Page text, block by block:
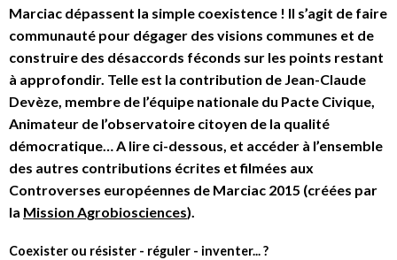
Marciac dépassent la simple coexistence ! Il s’agit de faire
communauté pour dégager des visions communes et de
construire des désaccords féconds sur les points restant
à approfondir. Telle est la contribution de Jean-Claude
Devèze, membre de l’équipe nationale du Pacte Civique,
Animateur de l’observatoire citoyen de la qualité
démocratique… A lire ci-dessous, et accéder à l’ensemble
des autres contributions écrites et filmées aux
Controverses européennes de Marciac 2015 (créées par
la Mission Agrobiosciences).
Coexister ou résister - réguler - inventer... ?